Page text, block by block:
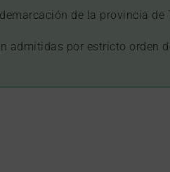
de la provincia de
admitidas por estricto orden